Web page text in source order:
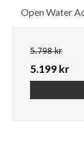
Open Water
5.798 kr
5.199 kr